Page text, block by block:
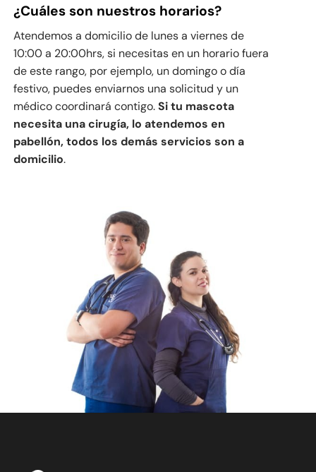
¿Cuáles son nuestros horarios?
Atendemos a domicilio de lunes a viernes de
10:00 a 20:00hrs, si necesitas en un horario fuera
de este rango, por ejemplo, un domingo o día
festivo, puedes enviarnos una solicitud y un
médico coordinará contigo.Si tu mascota
necesita una cirugía, lo atendemos en
pabellón, todos los demás servicios son a
domicilio.